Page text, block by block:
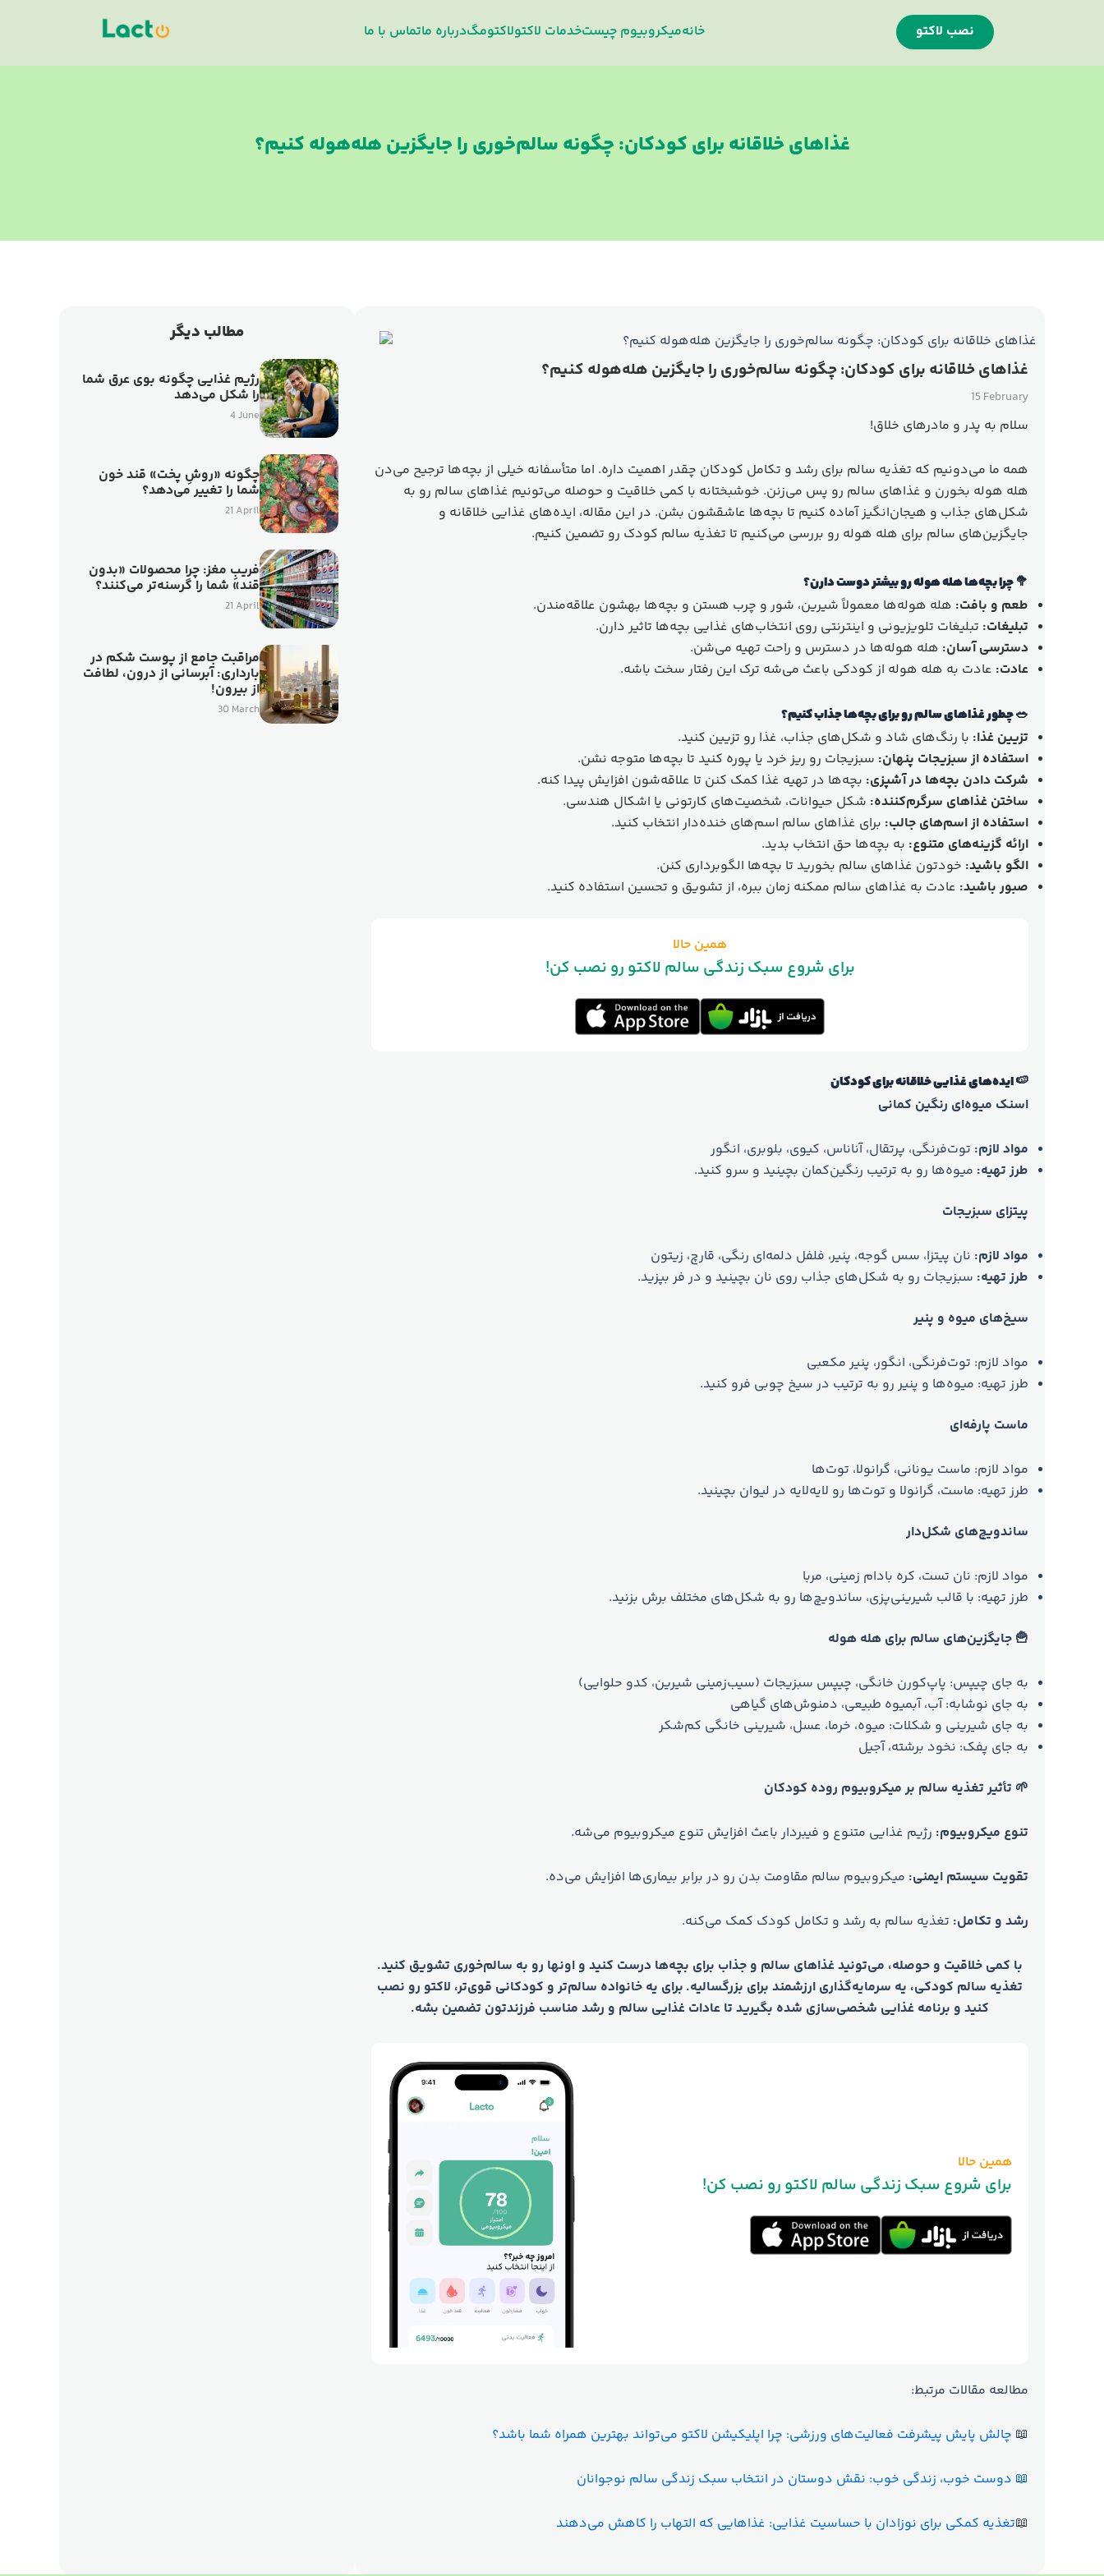
تماس با مادرباره‌ مالاکتومگخدمات لاکتومیکروبیوم چیستخانه نصب لاکتو
غذاهای خلاقانه برای کودکان: چگونه سالم‌خوری را جایگزین هله‌هوله کنیم؟
مطالب دیگر
رژیم غذایی چگونه بوی عرق شما
را شکل می‌دهد
4 June
چگونه «روشِ پخت» قند خون
شما را تغییر می‌دهد؟
21 April
فریبِ مغز: چرا محصولات «بدون
قند» شما را گرسنه‌تر می‌کنند؟
21 April
مراقبت جامع از پوست شکم در
بارداری: آبرسانی از درون، لطافت
از بیرون!
30 March
غذاهای خلاقانه برای کودکان: چگونه سالم‌خوری را جایگزین هله‌هوله کنیم؟
15 February
سلام به پدر و مادرهای خلاق!
همه ما می‌دونیم که تغذیه سالم برای رشد و تکامل کودکان چقدر اهمیت داره. اما متأسفانه خیلی از بچه‌ها ترجیح می‌دن
هله هوله بخورن و غذاهای سالم رو پس می‌زنن. خوشبختانه با کمی خلاقیت و حوصله می‌تونیم غذاهای سالم رو به
شکل‌های جذاب و هیجان‌انگیز آماده کنیم تا بچه‌ها عاشقشون بشن. در این مقاله، ایده‌های غذایی خلاقانه و
جایگزین‌های سالم برای هله هوله رو بررسی می‌کنیم تا تغذیه سالم کودک رو تضمین کنیم.
🥦 چرا بچه‌ها هله هوله رو بیشتر دوست دارن؟
طعم و بافت: هله هوله‌ها معمولاً شیرین، شور و چرب هستن و بچه‌ها بهشون علاقه‌مندن.
تبلیغات: تبلیغات تلویزیونی و اینترنتی روی انتخاب‌های غذایی بچه‌ها تاثیر دارن.
دسترسی آسان: هله هوله‌ها در دسترس و راحت تهیه می‌شن.
عادت: عادت به هله هوله از کودکی باعث می‌شه ترک این رفتار سخت باشه.
🥗 چطور غذاهای سالم رو برای بچه‌ها جذاب کنیم؟
تزیین غذا: با رنگ‌های شاد و شکل‌های جذاب، غذا رو تزیین کنید.
استفاده از سبزیجات پنهان: سبزیجات رو ریز خرد یا پوره کنید تا بچه‌ها متوجه نشن.
شرکت دادن بچه‌ها در آشپزی: بچه‌ها در تهیه غذا کمک کنن تا علاقه‌شون افزایش پیدا کنه.
ساختن غذاهای سرگرم‌کننده: شکل حیوانات، شخصیت‌های کارتونی یا اشکال هندسی.
استفاده از اسم‌های جالب: برای غذاهای سالم اسم‌های خنده‌دار انتخاب کنید.
ارائه گزینه‌های متنوع: به بچه‌ها حق انتخاب بدید.
الگو باشید: خودتون غذاهای سالم بخورید تا بچه‌ها الگوبرداری کنن.
صبور باشید: عادت به غذاهای سالم ممکنه زمان ببره، از تشویق و تحسین استفاده کنید.
همین حالا
!برای شروع سبک زندگی سالم لاکتو رو نصب کن
🍉 ایده‌های غذایی خلاقانه برای کودکان
اسنک میوه‌ای رنگین کمانی
مواد لازم: توت‌فرنگی، پرتقال، آناناس، کیوی، بلوبری، انگور
طرز تهیه: میوه‌ها رو به ترتیب رنگین‌کمان بچینید و سرو کنید.
پیتزای سبزیجات
مواد لازم: نان پیتزا، سس گوجه، پنیر، فلفل دلمه‌ای رنگی، قارچ، زیتون
طرز تهیه: سبزیجات رو به شکل‌های جذاب روی نان بچینید و در فر بپزید.
سیخ‌های میوه و پنیر
مواد لازم: توت‌فرنگی، انگور، پنیر مکعبی
طرز تهیه: میوه‌ها و پنیر رو به ترتیب در سیخ چوبی فرو کنید.
ماست پارفه‌ای
مواد لازم: ماست یونانی، گرانولا، توت‌ها
طرز تهیه: ماست، گرانولا و توت‌ها رو لایه‌لایه در لیوان بچینید.
ساندویچ‌های شکل‌دار
مواد لازم: نان تست، کره بادام زمینی، مربا
طرز تهیه: با قالب شیرینی‌پزی، ساندویچ‌ها رو به شکل‌های مختلف برش بزنید.
🍟 جایگزین‌های سالم برای هله هوله
به جای چیپس: پاپ‌کورن خانگی، چیپس سبزیجات (سیب‌زمینی شیرین، کدو حلوایی)
به جای نوشابه: آب، آبمیوه طبیعی، دمنوش‌های گیاهی
به جای شیرینی و شکلات: میوه، خرما، عسل، شیرینی خانگی کم‌شکر
به جای پفک: نخود برشته، آجیل
🌱 تأثیر تغذیه سالم بر میکروبیوم روده کودکان
تنوع میکروبیوم: رژیم غذایی متنوع و فیبردار باعث افزایش تنوع میکروبیوم می‌شه.
تقویت سیستم ایمنی: میکروبیوم سالم مقاومت بدن رو در برابر بیماری‌ها افزایش می‌ده.
رشد و تکامل: تغذیه سالم به رشد و تکامل کودک کمک می‌کنه.
با کمی خلاقیت و حوصله، می‌تونید غذاهای سالم و جذاب برای بچه‌ها درست کنید و اونها رو به سالم‌خوری تشویق کنید.
تغذیه سالم کودکی، یه سرمایه‌گذاری ارزشمند برای بزرگسالیه. برای یه خانواده سالم‌تر و کودکانی قوی‌تر، لاکتو رو نصب
کنید و برنامه غذایی شخصی‌سازی شده بگیرید تا عادات غذایی سالم و رشد مناسب فرزندتون تضمین بشه.
همین حالا
!برای شروع سبک زندگی سالم لاکتو رو نصب کن
مطالعه مقالات مرتبط:
📖 چالش پایش پیشرفت فعالیت‌های ورزشی: چرا اپلیکیشن لاکتو می‌تواند بهترین همراه شما باشد؟
📖 دوست خوب، زندگی خوب: نقش دوستان در انتخاب سبک زندگی سالم نوجوانان
📖تغذیه کمکی برای نوزادان با حساسیت غذایی: غذاهایی که التهاب را کاهش می‌دهند